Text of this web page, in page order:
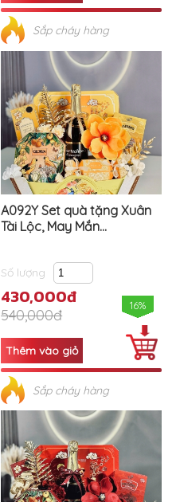
Sắp cháy hàng
A092Y Set quà tặng Xuân
Tài Lộc, May Mắn...
Số lượng
430,000đ
540,000đ
16%
Sắp cháy hàng